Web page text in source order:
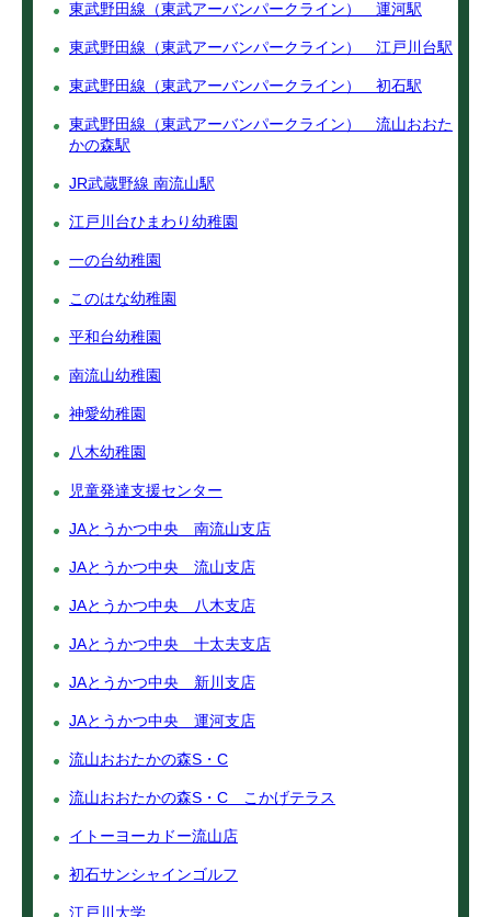
東武野田線（東武アーバンパークライン） 運河駅
東武野田線（東武アーバンパークライン） 江戸川台駅
東武野田線（東武アーバンパークライン） 初石駅
東武野田線（東武アーバンパークライン） 流山おおた
かの森駅
JR武蔵野線 南流山駅
江戸川台ひまわり幼稚園
一の台幼稚園
このはな幼稚園
平和台幼稚園
南流山幼稚園
神愛幼稚園
八木幼稚園
児童発達支援センター
JAとうかつ中央 南流山支店
JAとうかつ中央 流山支店
JAとうかつ中央 八木支店
JAとうかつ中央 十太夫支店
JAとうかつ中央 新川支店
JAとうかつ中央 運河支店
流山おおたかの森S・C
流山おおたかの森S・C こかげテラス
イトーヨーカドー流山店
初石サンシャインゴルフ
江戸川大学